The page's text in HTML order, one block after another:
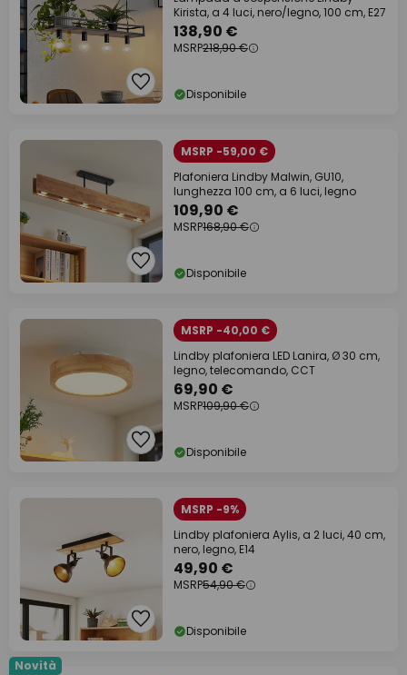
Kirista, a 4 luci, nero/legno, 100 cm, E27
138,90 €
MSRP218,90 €
Disponibile
MSRP -59,00 €
Plafoniera Lindby Malwin, GU10,
lunghezza 100 cm, a 6 luci, legno
109,90 €
MSRP168,90 €
Disponibile
MSRP -40,00 €
Lindby plafoniera LED Lanira, Ø 30 cm,
legno, telecomando, CCT
69,90 €
MSRP109,90 €
Disponibile
MSRP -9%
Lindby plafoniera Aylis, a 2 luci, 40 cm,
nero, legno, E14
49,90 €
MSRP54,90 €
Disponibile
Novità